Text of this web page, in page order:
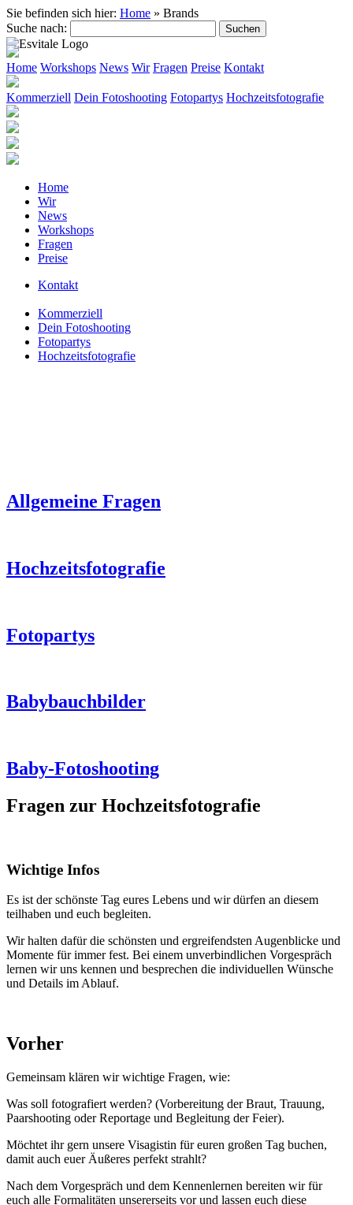
Sie befinden sich hier: Home » Brands
Suche nach:
Home Workshops News Wir Fragen Preise Kontakt
Kommerziell Dein Fotoshooting Fotopartys Hochzeitsfotografie
Home
Wir
News
Workshops
Fragen
Preise
Kontakt
Kommerziell
Dein Fotoshooting
Fotopartys
Hochzeitsfotografie
Allgemeine Fragen
Hochzeitsfotografie
Fotopartys
Babybauchbilder
Baby-Fotoshooting
Fragen zur Hochzeitsfotografie
Wichtige Infos
Es ist der schönste Tag eures Lebens und wir dürfen an diesem
teilhaben und euch begleiten.
Wir halten dafür die schönsten und ergreifendsten Augenblicke und
Momente für immer fest. Bei einem unverbindlichen Vorgespräch
lernen wir uns kennen und besprechen die individuellen Wünsche
und Details im Ablauf.
Vorher
Gemeinsam klären wir wichtige Fragen, wie:
Was soll fotografiert werden? (Vorbereitung der Braut, Trauung,
Paarshooting oder Reportage und Begleitung der Feier).
Möchtet ihr gern unsere Visagistin für euren großen Tag buchen,
damit auch euer Äußeres perfekt strahlt?
Nach dem Vorgespräch und dem Kennenlernen bereiten wir für
euch alle Formalitäten unsererseits vor und lassen euch diese